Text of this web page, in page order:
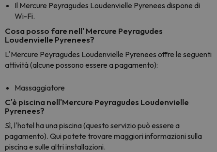
Il Mercure Peyragudes Loudenvielle Pyrenees dispone di
Wi-Fi.
Cosa posso fare nell' Mercure Peyragudes
Loudenvielle Pyrenees?
L'Mercure Peyragudes Loudenvielle Pyrenees offre le seguenti
attività (alcune possono essere a pagamento):
Massaggiatore
C'è piscina nell'Mercure Peyragudes Loudenvielle
Pyrenees?
Sì, l'hotel ha una piscina (questo servizio può essere a
pagamento). Qui potete trovare maggiori informazioni sulla
piscina e sulle altri installazioni.